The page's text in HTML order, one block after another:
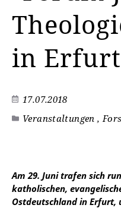
in Erfurt
17.07.2018
Veranstaltungen ,
Am 29. Juni trafen sich
katholischen,
Ostdeutschland in Erfurt,